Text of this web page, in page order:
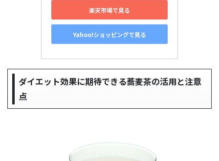
楽天市場で見る
Yahoo!ショッピングで見る
ダイエット効果に期待できる蕎麦茶の活用と注意
点